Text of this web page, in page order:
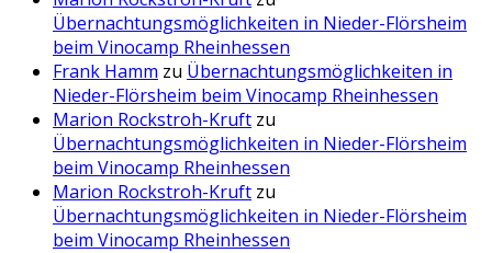
Übernachtungsmöglichkeiten in Nieder-Flörsheim
beim Vinocamp Rheinhessen
Frank Hamm zu Übernachtungsmöglichkeiten in
Nieder-Flörsheim beim Vinocamp Rheinhessen
Marion Rockstroh-Kruft zu
Übernachtungsmöglichkeiten in Nieder-Flörsheim
beim Vinocamp Rheinhessen
Marion Rockstroh-Kruft zu
Übernachtungsmöglichkeiten in Nieder-Flörsheim
beim Vinocamp Rheinhessen